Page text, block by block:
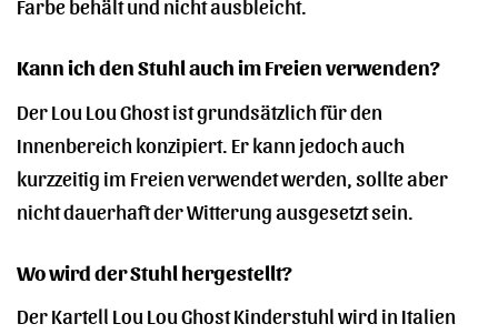
Farbe behält und nicht ausbleicht.
Kann ich den Stuhl auch im Freien verwenden?
Der Lou Lou Ghost ist grundsätzlich für den
Innenbereich konzipiert. Er kann jedoch auch
kurzzeitig im Freien verwendet werden, sollte aber
nicht dauerhaft der Witterung ausgesetzt sein.
Wo wird der Stuhl hergestellt?
Der Kartell Lou Lou Ghost Kinderstuhl wird in Italien